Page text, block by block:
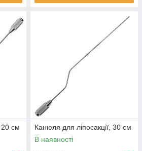
20 см
Канюля для ліпосакції, 30 см
В наявності